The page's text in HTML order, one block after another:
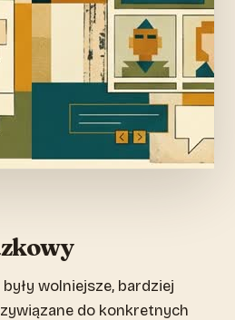
wolniejsze, bardziej
do konkretnych